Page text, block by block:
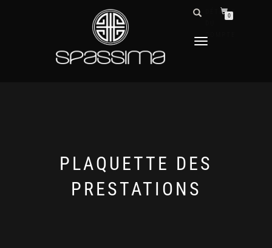
DÉPLIER
DÉTAILS
0
PLAQUETTE DES
PRESTATIONS